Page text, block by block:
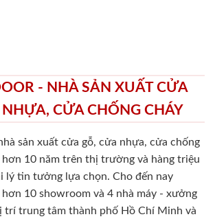
- NHÀ SẢN XUẤT CỬA
CỬA CHỐNG CHÁY
sản xuất cửa gỗ, cửa nhựa, cửa chống
10 năm trên thị trường và hàng triệu
lý tin tưởng lựa chọn. Cho đến nay
10 showroom và 4 nhà máy - xưởng
trí trung tâm thành phố Hồ Chí Minh và